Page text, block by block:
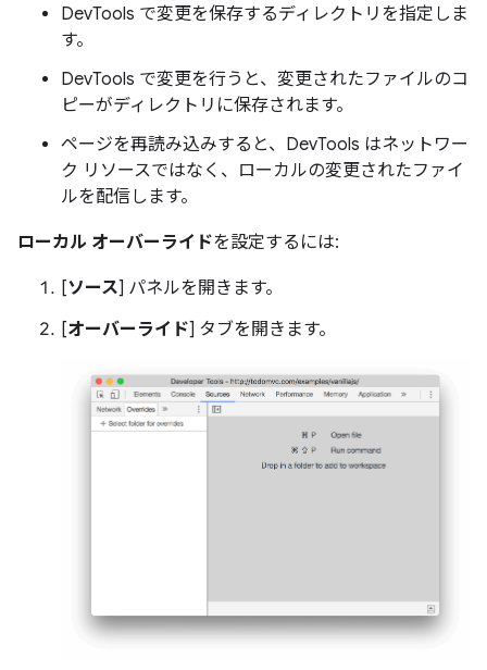
DevTools で変更を保存するディレクトリを指定しま
す。
DevTools で変更を行うと、変更されたファイルのコ
ピーがディレクトリに保存されます。
ページを再読み込みすると、DevTools はネットワー
ク リソースではなく、ローカルの変更されたファイ
ルを配信します。
ローカル オーバーライドを設定するには:
[ソース] パネルを開きます。
[オーバーライド] タブを開きます。